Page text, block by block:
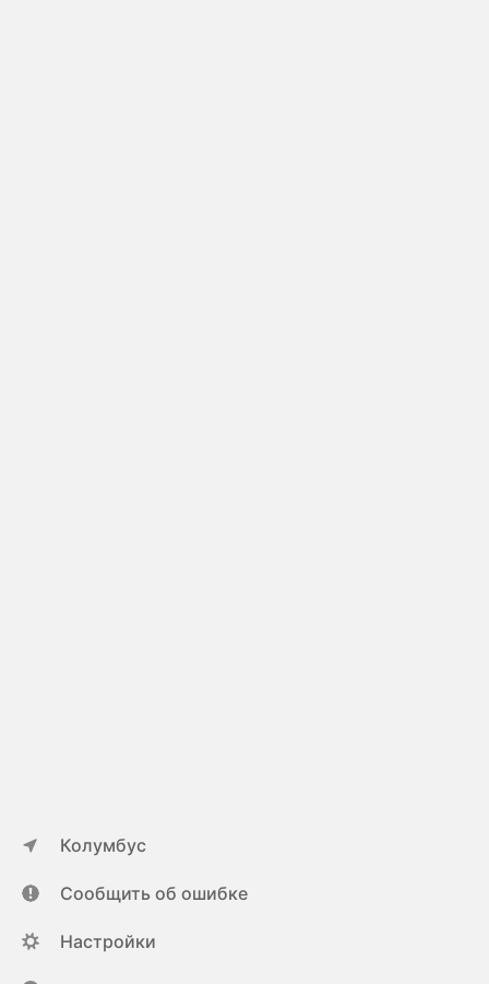
Колумбус
Сообщить об ошибке
Настройки